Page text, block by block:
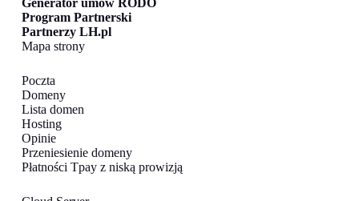
Generator umów RODO
Program Partnerski
Partnerzy LH.pl
Mapa strony
Poczta
Domeny
Lista domen
Hosting
Opinie
Przeniesienie domeny
Płatności Tpay z niską prowizją